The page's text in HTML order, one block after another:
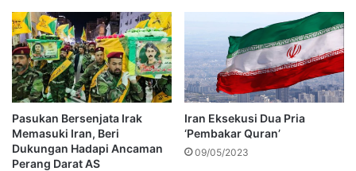
Pasukan Bersenjata Irak
Memasuki Iran, Beri
Dukungan Hadapi Ancaman
Perang Darat AS
Iran Eksekusi Dua Pria
‘Pembakar Quran’
09/05/2023